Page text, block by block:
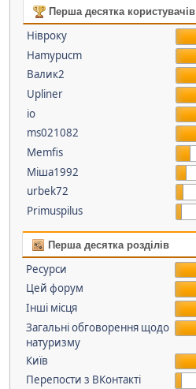
Перша десятка користувачів
Нівроку
Hamypucm
Валик2
Upliner
io
ms021082
Memfis
Міша1992
urbek72
Primuspilus
Перша десятка розділів
Ресурси
Цей форум
Інші місця
Загальні обговорення щодо
натуризму
Київ
Перепости з ВКонтакті